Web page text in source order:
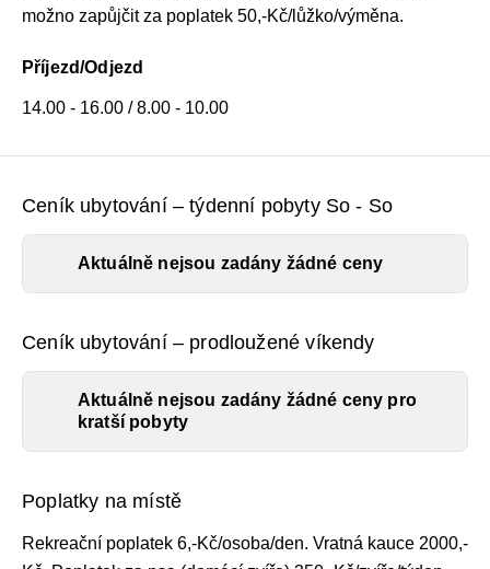
možno zapůjčit za poplatek 50,-Kč/lůžko/výměna.
Příjezd/Odjezd
14.00 - 16.00 / 8.00 - 10.00
Ceník ubytování – týdenní pobyty So - So
Aktuálně nejsou zadány žádné ceny
Ceník ubytování – prodloužené víkendy
Aktuálně nejsou zadány žádné ceny pro
kratší pobyty
Poplatky na místě
Rekreační poplatek 6,-Kč/osoba/den. Vratná kauce 2000,-